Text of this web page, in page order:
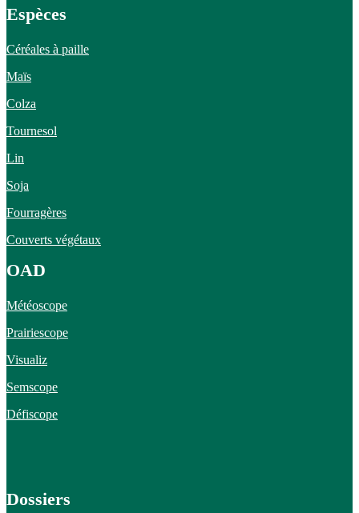
Espèces
Céréales à paille
Maïs
Colza
Tournesol
Lin
Soja
Fourragères
Couverts végétaux
OAD
Météoscope
Prairiescope
Visualiz
Semscope
Défiscope
Dossiers